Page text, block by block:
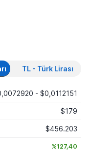
TL - Türk Lirası
- $0,0112151
$179
$456.203
%127,40